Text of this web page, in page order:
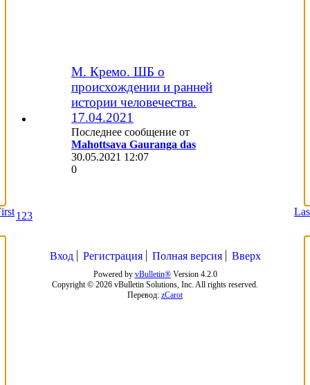
М. Кремо. ШБ о
происхождении и ранней
истории человечества.
17.04.2021
Последнее сообщение от
Mahottsava Gauranga das
30.05.2021 12:07
0
1 23
Вход Регистрация Полная версия Вверх
Powered by vBulletin®Version 4.2.0
Copyright © 2026 vBulletin Solutions, Inc. All rights reserved.
Перевод: zCarot